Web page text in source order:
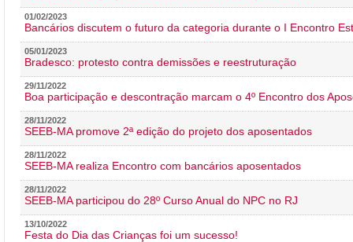
01/02/2023
Bancários discutem o futuro da categoria durante o I Encontro
05/01/2023
Bradesco: protesto contra demissões e reestruturação
29/11/2022
Boa participação e descontração marcam o 4º Encontro dos
28/11/2022
SEEB-MA promove 2ª edição do projeto dos aposentados
28/11/2022
SEEB-MA realiza Encontro com bancários aposentados
28/11/2022
SEEB-MA participou do 28º Curso Anual do NPC no RJ
13/10/2022
Festa do Dia das Crianças foi um sucesso!